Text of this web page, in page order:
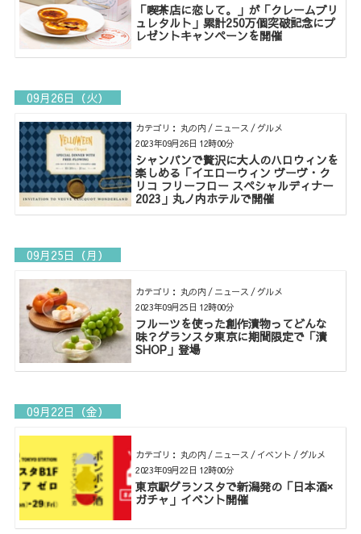
「喫茶店に恋して。」が「クレームブリ
ュレタルト」累計250万個突破記念にプ
レゼントキャンペーンを開催
09月26日（火）
カテゴリ： 丸の内 / ニュース / グルメ
シャンパンで贅沢に大人のハロウィンを
楽しめる「イエローウィン ヴーヴ・ク
リコ フリーフロー スペシャルディナー
2023」丸ノ内ホテルで開催
2023年09月26日 12時00分
09月25日（月）
カテゴリ： 丸の内 / ニュース / グルメ
フルーツを使った創作漬物ってどんな
味？グランスタ東京に期間限定で「漬
SHOP」登場
2023年09月25日 12時00分
09月22日（金）
カテゴリ： 丸の内 / ニュース / イベント / グルメ
東京駅グランスタで新潟発の「日本酒×
ガチャ」イベント開催
2023年09月22日 12時00分